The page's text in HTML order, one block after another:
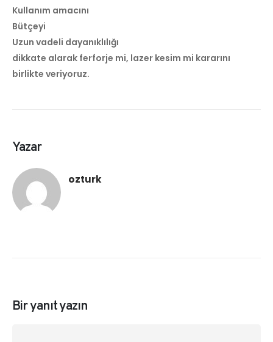
Kullanım amacını
Bütçeyi
Uzun vadeli dayanıklılığı
dikkate alarak ferforje mi, lazer kesim mi kararını
birlikte veriyoruz.
Yazar
ozturk
Bir yanıt yazın